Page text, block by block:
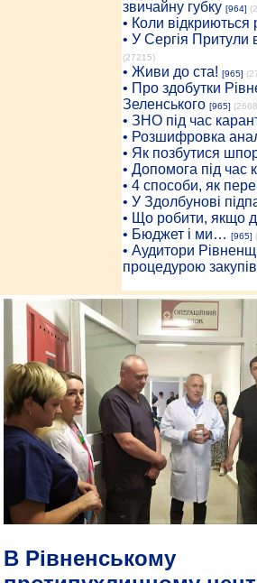
звичайну губку [964]
• Коли відкриються
• У Сергія Притули
(27215)
• Живи до ста! [965]
• Про здобутки
Зеленського [965]
• ЗНО під час
• Розшифровка
• Як позбутися
• Допомога під час
• 4 способи, як
• У Здолбунові
• Що робити, якщо
• Бюджет і ми… [965]
• Аудитори
процедурою
В Рівненському